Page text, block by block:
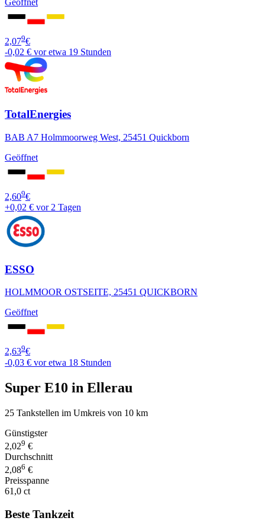
Geöffnet
2,079€
-0,02 € vor etwa 19 Stunden
TotalEnergies
BAB A7 Holmmoorweg West, 25451 Quickborn
Geöffnet
2,609€
+0,02 € vor 2 Tagen
ESSO
HOLMMOOR OSTSEITE, 25451 QUICKBORN
Geöffnet
2,639€
-0,03 € vor etwa 18 Stunden
Super E10 in Ellerau
25 Tankstellen im Umkreis von 10 km
Günstigster
2,029 €
Durchschnitt
2,086 €
Preisspanne
61,0 ct
Beste Tankzeit